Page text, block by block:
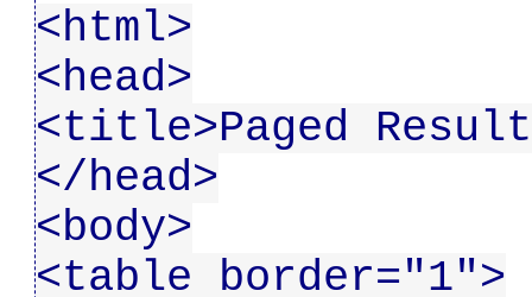
<html>
<head>
<title>Paged
</head>
<body>
<table border="1">